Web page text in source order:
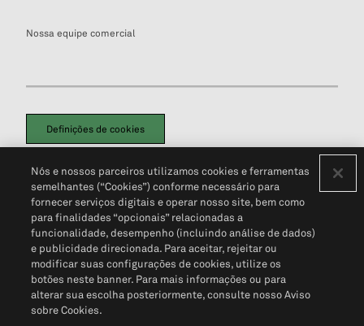
Nossa equipe comercial
Definições de cookies
Política de PrivacidadePortal de privacidade do cliente (em inglês)
Não Venda Minhas Informações Pessoais© 2026 S&P Global
Nós e nossos parceiros utilizamos cookies e ferramentas
semelhantes (“Cookies”) conforme necessário para
fornecer serviços digitais e operar nosso site, bem como
para finalidades “opcionais” relacionadas a
funcionalidade, desempenho (incluindo análise de dados)
e publicidade direcionada. Para aceitar, rejeitar ou
modificar suas configurações de cookies, utilize os
botões neste banner. Para mais informações ou para
alterar sua escolha posteriormente, consulte nosso Aviso
sobre Cookies.